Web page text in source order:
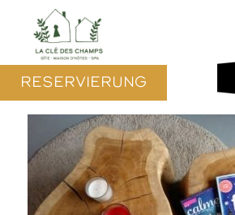
RESERVIERUNG